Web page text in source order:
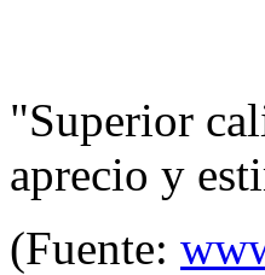
"Superior
aprecio y
(Fuente: